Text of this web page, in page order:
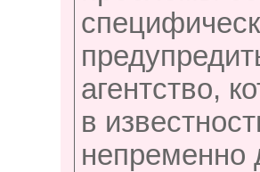
агентство,
в
непременно